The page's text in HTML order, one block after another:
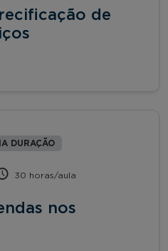
de
DURAÇÃO
30 horas/aula
nos